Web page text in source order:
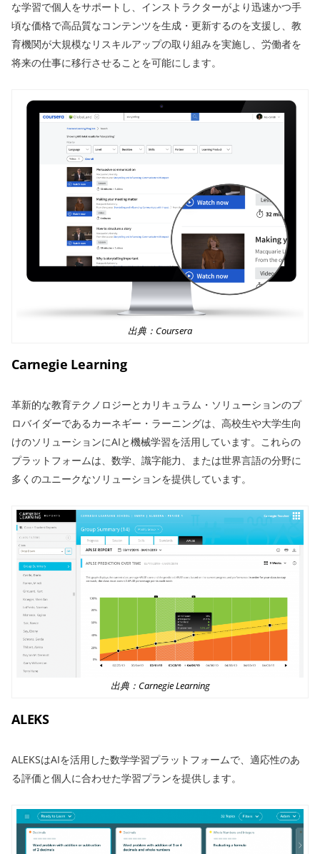
な学習で個人をサポートし、インストラクターがより迅速かつ手
頃な価格で高品質なコンテンツを生成・更新するのを支援し、教
育機関が大規模なリスキルアップの取り組みを実施し、労働者を
将来の仕事に移行させることを可能にします。
出典：Coursera
Carnegie Learning
革新的な教育テクノロジーとカリキュラム・ソリューションのプ
ロバイダーであるカーネギー・ラーニングは、高校生や大学生向
けのソリューションにAIと機械学習を活用しています。これらの
プラットフォームは、数学、識字能力、または世界言語の分野に
多くのユニークなソリューションを提供しています。
出典：Carnegie Learning
ALEKS
ALEKSはAIを活用した数学学習プラットフォームで、適応性のあ
る評価と個人に合わせた学習プランを提供します。